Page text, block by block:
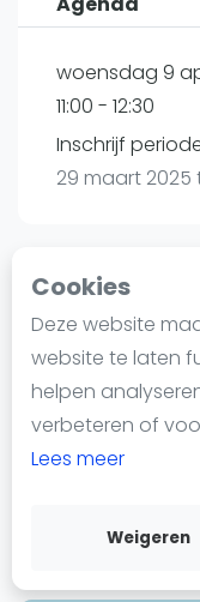
Cookies
Deze website
website te laten
helpen
verbeteren of
Lees meer
Weigeren
Padel
Nieuws
Blog artikelen
Vragen over padel
Padelgear
Informatie
Over ons
Contact
Adverteren
Insights
WhatsApp
Join
woensdag 9
11:00 - 12:30
Inschrijf
29 maart 2025
Playtomic
Plaza Padel
2288 ETRijswijk